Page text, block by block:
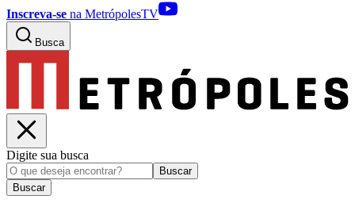
Inscreva-se na MetrópolesTV
Busca
Digite sua busca
Buscar
Buscar